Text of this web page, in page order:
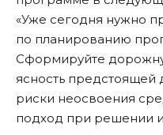
«Уже сегодня нужно
по планированию
Сформируйте
ясность предстоящей
риски неосвоения
подход при решении